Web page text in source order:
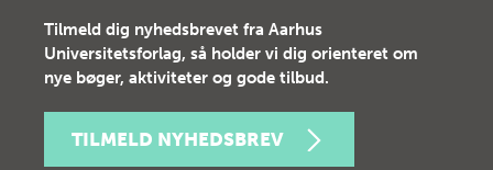
Tilmeld dig nyhedsbrevet fra Aarhus
Universitetsforlag, så holder vi dig orienteret om
nye bøger, aktiviteter og gode tilbud.
TILMELD NYHEDSBREV